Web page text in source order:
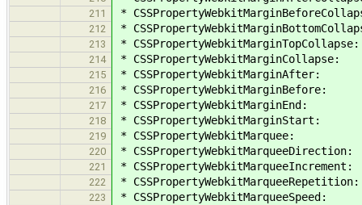
211 *
212 *
213 * CSSPropertyWebkitMarginTopCollapse:
214 * CSSPropertyWebkitMarginCollapse:
215 * CSSPropertyWebkitMarginAfter:
216 * CSSPropertyWebkitMarginBefore:
217 * CSSPropertyWebkitMarginEnd:
218 * CSSPropertyWebkitMarginStart:
219 * CSSPropertyWebkitMarquee:
220 * CSSPropertyWebkitMarqueeDirection:
221 * CSSPropertyWebkitMarqueeIncrement:
222 * CSSPropertyWebkitMarqueeRepetition:
223 * CSSPropertyWebkitMarqueeSpeed: